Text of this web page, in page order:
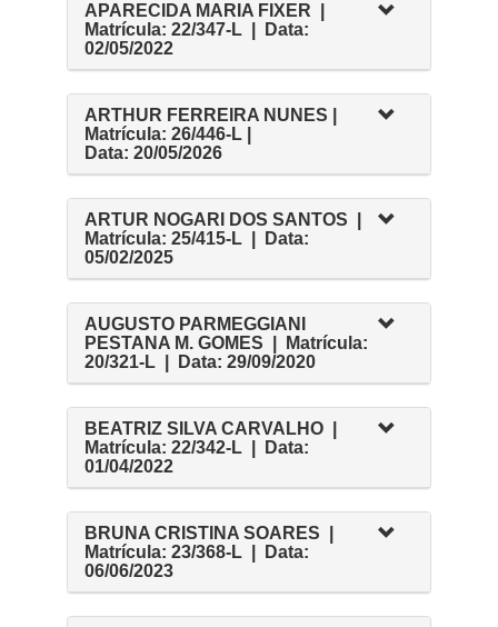
APARECIDA MARIA FIXER |
Matrícula: 22/347-L | Data:
02/05/2022
ARTHUR FERREIRA NUNES |
Matrícula: 26/446-L |
Data: 20/05/2026
ARTUR NOGARI DOS SANTOS |
Matrícula: 25/415-L | Data:
05/02/2025
AUGUSTO PARMEGGIANI
PESTANA M. GOMES | Matrícula:
20/321-L | Data: 29/09/2020
BEATRIZ SILVA CARVALHO |
Matrícula: 22/342-L | Data:
01/04/2022
BRUNA CRISTINA SOARES |
Matrícula: 23/368-L | Data:
06/06/2023